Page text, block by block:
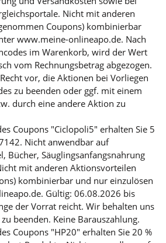
Nicht mit anderen
Coupons) kombinierbar
www.meine-onlineapo.de. Nach
im Warenkorb, wird der Wert
vom Rechnungsbetrag abgezogen.
vor, die Aktionen bei Vorliegen
zu beenden oder ggf. mit einem
durch eine andere Aktion zu
Coupons "Ciclopoli5" erhalten Sie 5
Nicht anwendbar auf
Bücher, Säuglingsanfangsnahrung
mit anderen Aktionsvorteilen
kombinierbar und nur einzulösen
Gültig: 06.08.2026 bis
der Vorrat reicht. Wir behalten uns
beenden. Keine Barauszahlung.
Coupons "HP20" erhalten Sie 20 %